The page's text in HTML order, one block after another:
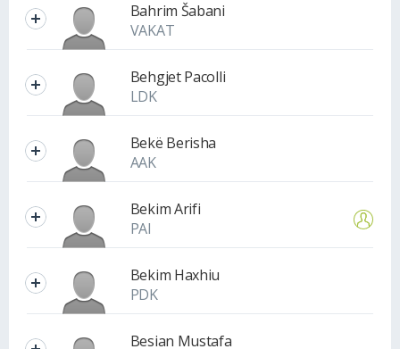
Bahrim Šabani
VAKAT
Behgjet Pacolli
LDK
Bekë Berisha
AAK
Bekim Arifi
PAI
Bekim Haxhiu
PDK
Besian Mustafa